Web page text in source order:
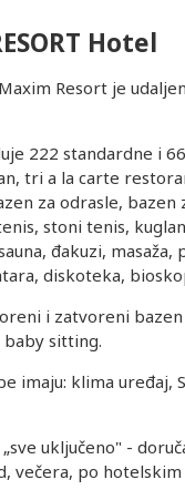
Hotel
Resort je
222 standardne i
tri a la carte
za odrasle, bazen
stoni tenis,
đakuzi,
diskoteka,
i zatvoreni
baby sitting.
imaju: klima
uključeno" -
večera, po